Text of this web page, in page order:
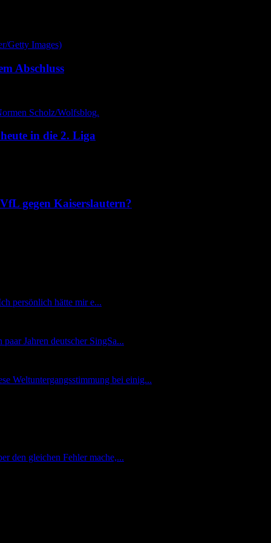
Abschluss
in die 2. Liga
gegen Kaiserslautern?
persönlich hätte mir e...
Jahren deutscher SingSa...
Weltuntergangsstimmung bei einig...
den gleichen Fehler mache,...